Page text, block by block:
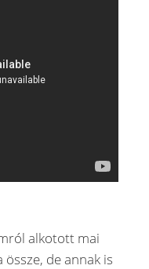
alkotott mai
de annak is